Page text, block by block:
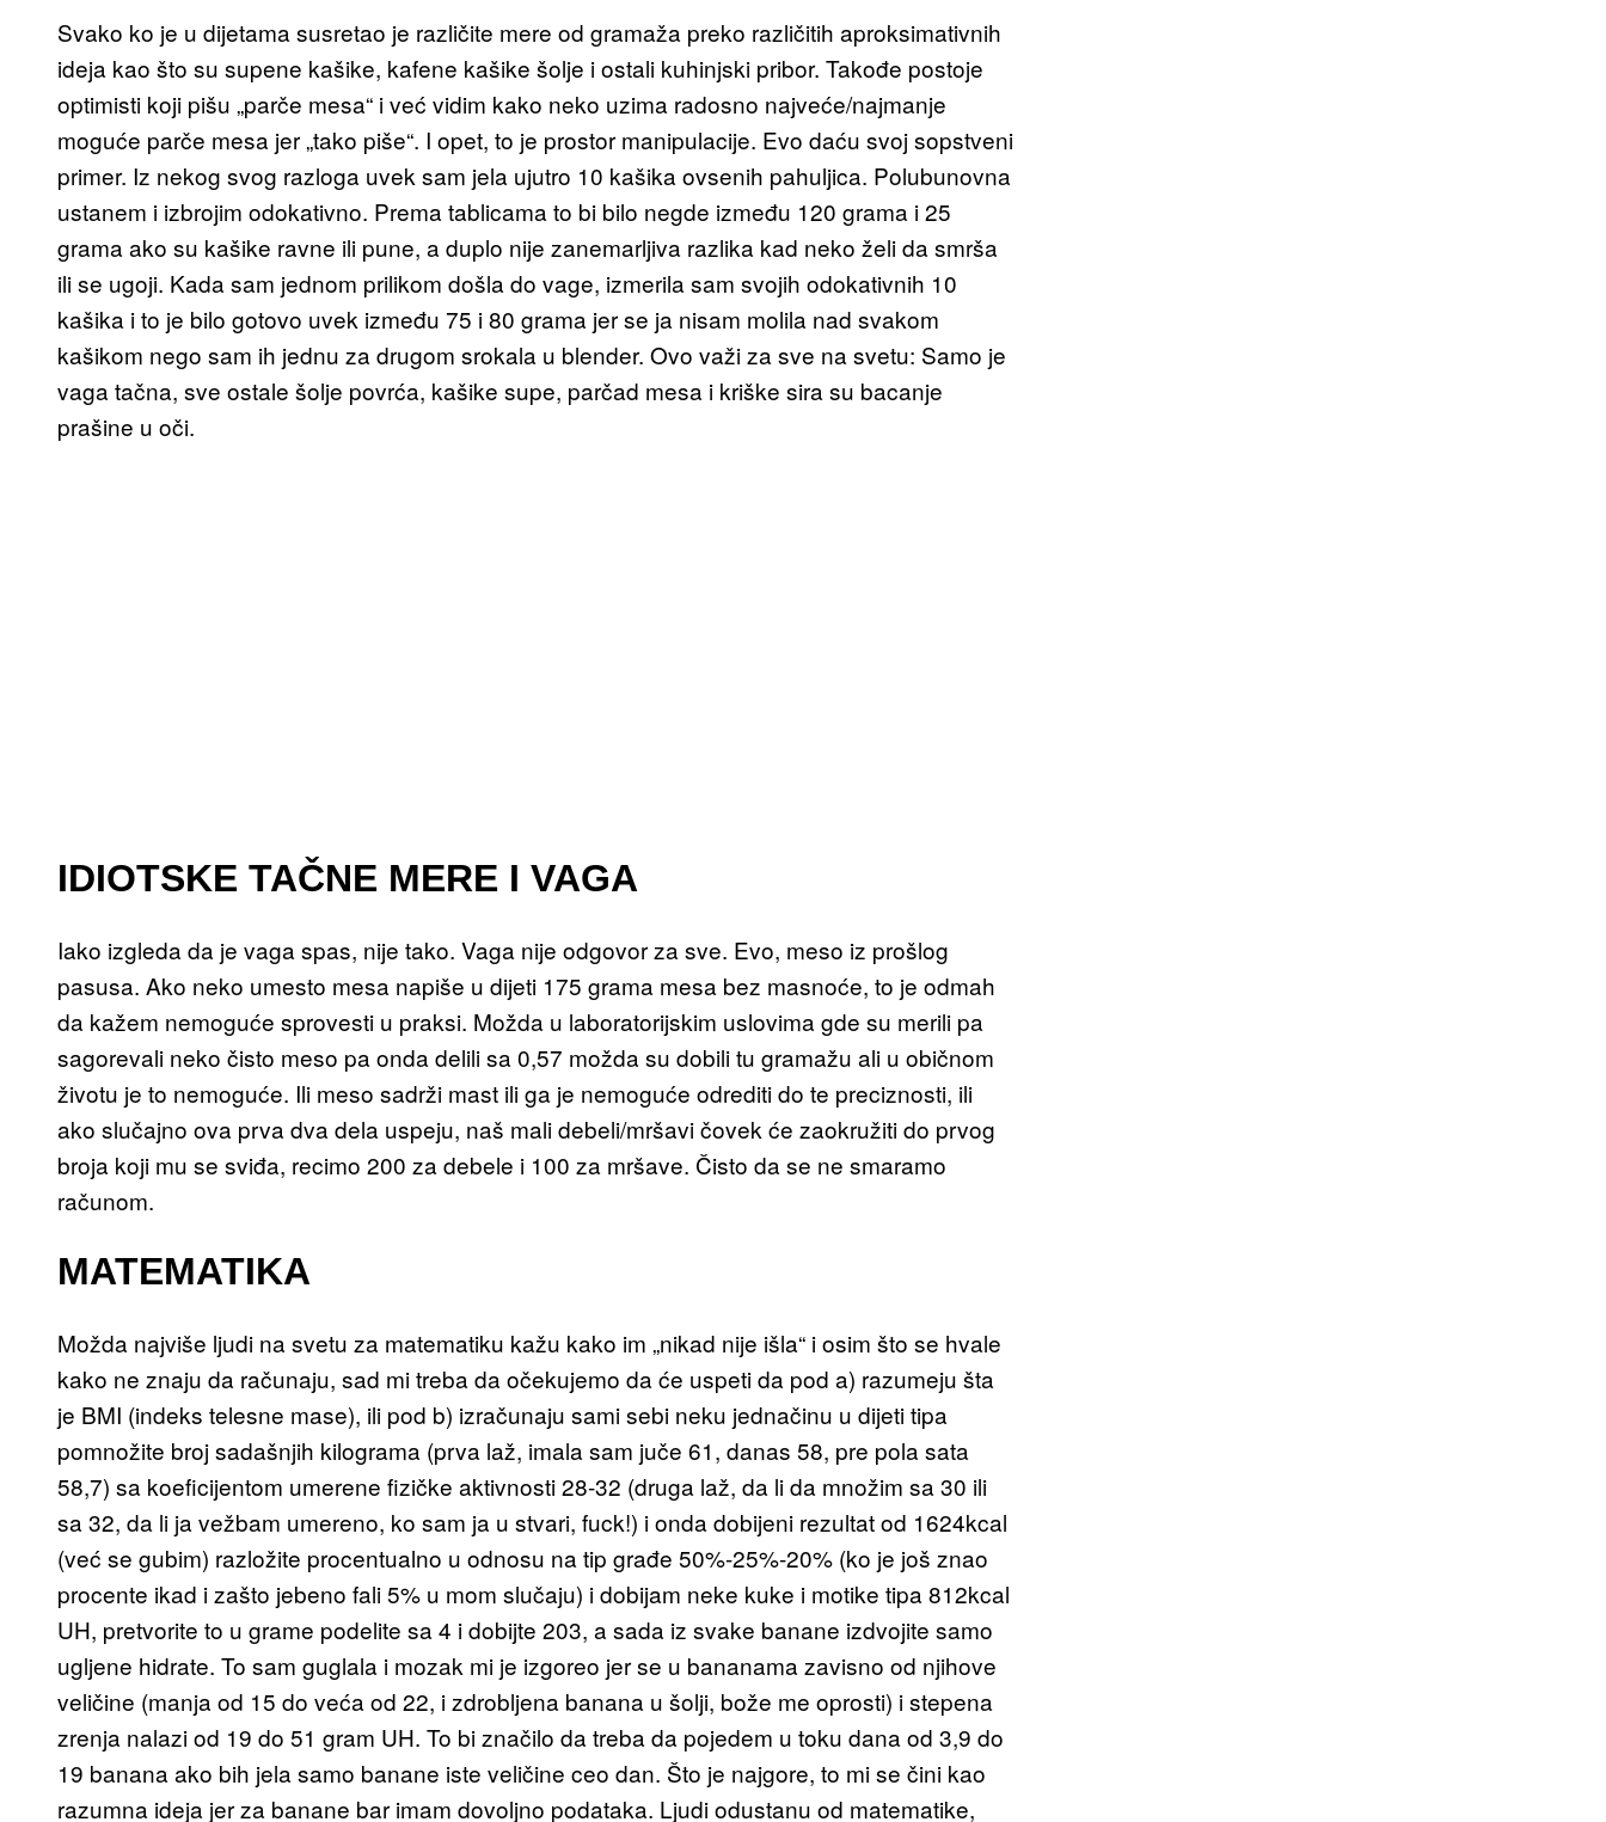
Svako ko je u dijetama susretao je različite mere od gramaža preko različitih aproksimativnih
ideja kao što su supene kašike, kafene kašike šolje i ostali kuhinjski pribor. Takođe postoje
optimisti koji pišu „parče mesa“ i već vidim kako neko uzima radosno najveće/najmanje
moguće parče mesa jer „tako piše“. I opet, to je prostor manipulacije. Evo daću svoj sopstveni
primer. Iz nekog svog razloga uvek sam jela ujutro 10 kašika ovsenih pahuljica. Polubunovna
ustanem i izbrojim odokativno. Prema tablicama to bi bilo negde između 120 grama i 25
grama ako su kašike ravne ili pune, a duplo nije zanemarljiva razlika kad neko želi da smrša
ili se ugoji. Kada sam jednom prilikom došla do vage, izmerila sam svojih odokativnih 10
kašika i to je bilo gotovo uvek između 75 i 80 grama jer se ja nisam molila nad svakom
kašikom nego sam ih jednu za drugom srokala u blender. Ovo važi za sve na svetu: Samo je
vaga tačna, sve ostale šolje povrća, kašike supe, parčad mesa i kriške sira su bacanje
prašine u oči.
IDIOTSKE TAČNE MERE I VAGA
Iako izgleda da je vaga spas, nije tako. Vaga nije odgovor za sve. Evo, meso iz prošlog
pasusa. Ako neko umesto mesa napiše u dijeti 175 grama mesa bez masnoće, to je odmah
da kažem nemoguće sprovesti u praksi. Možda u laboratorijskim uslovima gde su merili pa
sagorevali neko čisto meso pa onda delili sa 0,57 možda su dobili tu gramažu ali u običnom
životu je to nemoguće. Ili meso sadrži mast ili ga je nemoguće odrediti do te preciznosti, ili
ako slučajno ova prva dva dela uspeju, naš mali debeli/mršavi čovek će zaokružiti do prvog
broja koji mu se sviđa, recimo 200 za debele i 100 za mršave. Čisto da se ne smaramo
računom.
MATEMATIKA
Možda najviše ljudi na svetu za matematiku kažu kako im „nikad nije išla“ i osim što se hvale
kako ne znaju da računaju, sad mi treba da očekujemo da će uspeti da pod a) razumeju šta
je BMI (indeks telesne mase), ili pod b) izračunaju sami sebi neku jednačinu u dijeti tipa
pomnožite broj sadašnjih kilograma (prva laž, imala sam juče 61, danas 58, pre pola sata
58,7) sa koeficijentom umerene fizičke aktivnosti 28-32 (druga laž, da li da množim sa 30 ili
sa 32, da li ja vežbam umereno, ko sam ja u stvari, fuck!) i onda dobijeni rezultat od 1624kcal
(već se gubim) razložite procentualno u odnosu na tip građe 50%-25%-20% (ko je još znao
procente ikad i zašto jebeno fali 5% u mom slučaju) i dobijam neke kuke i motike tipa 812kcal
UH, pretvorite to u grame podelite sa 4 i dobijte 203, a sada iz svake banane izdvojite samo
ugljene hidrate. To sam guglala i mozak mi je izgoreo jer se u bananama zavisno od njihove
veličine (manja od 15 do veća od 22, i zdrobljena banana u šolji, bože me oprosti) i stepena
zrenja nalazi od 19 do 51 gram UH. To bi značilo da treba da pojedem u toku dana od 3,9 do
19 banana ako bih jela samo banane iste veličine ceo dan. Što je najgore, to mi se čini kao
razumna ideja jer za banane bar imam dovoljno podataka. Ljudi odustanu od matematike,